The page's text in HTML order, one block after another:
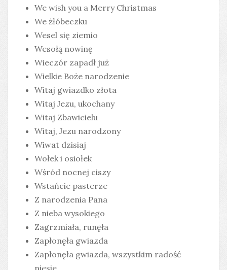
We wish you a Merry Christmas
We żłóbeczku
Wesel się ziemio
Wesołą nowinę
Wieczór zapadł już
Wielkie Boże narodzenie
Witaj gwiazdko złota
Witaj Jezu, ukochany
Witaj Zbawicielu
Witaj, Jezu narodzony
Wiwat dzisiaj
Wołek i osiołek
Wśród nocnej ciszy
Wstańcie pasterze
Z narodzenia Pana
Z nieba wysokiego
Zagrzmiała, runęła
Zapłonęła gwiazda
Zapłonęła gwiazda, wszystkim radość